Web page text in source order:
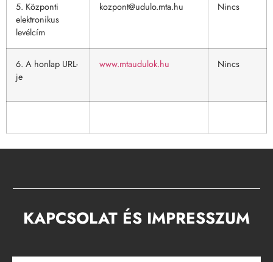
5. Központi
elektronikus
levélcím
kozpont@udulo.mta.hu Nincs
6. A honlap URL-
je
www.mtaudulok.hu Nincs
KAPCSOLAT ÉS IMPRESSZUM